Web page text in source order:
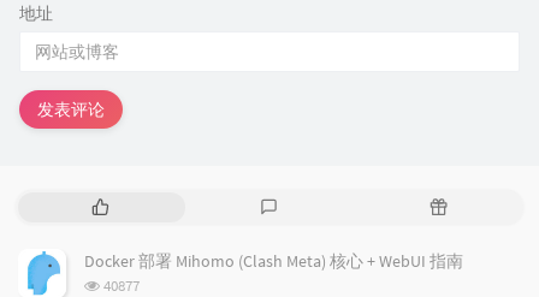
地址
发表评论
热
文
评
随
文
章
Docker 部署 Mihomo (Clash Meta) 核心 + WebUI 指南
浏
40877